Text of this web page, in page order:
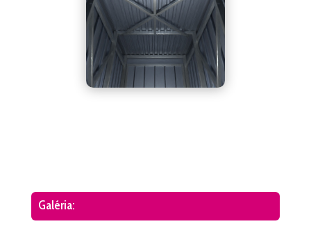
Galéria: